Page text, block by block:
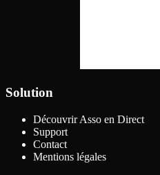
Solution
Découvrir Asso en Direct
Support
Contact
Mentions légales